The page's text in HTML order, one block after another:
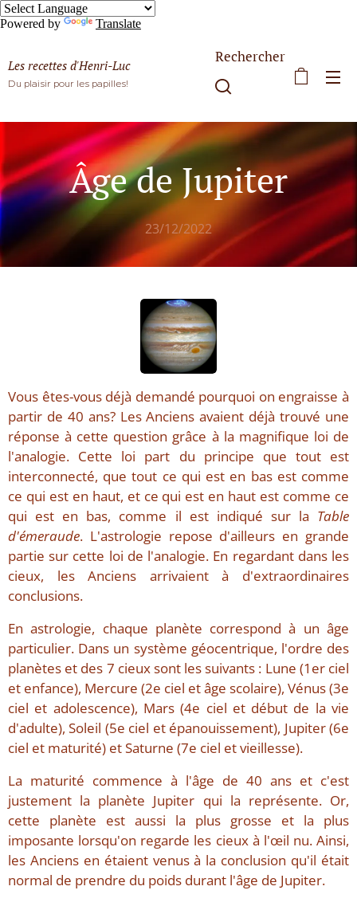
Powered by Translate
Les recettes d'Henri-Luc
Du plaisir pour les papilles!
Rechercher
Âge de Jupiter
23/12/2022
Vous êtes-vous déjà demandé pourquoi on engraisse à
partir de 40 ans? Les Anciens avaient déjà trouvé une
réponse à cette question grâce à la magnifique loi de
l'analogie. Cette loi part du principe que tout est
interconnecté, que tout ce qui est en bas est comme
ce qui est en haut, et ce qui est en haut est comme ce
qui est en bas, comme il est indiqué sur la Table
d'émeraude. L'astrologie repose d'ailleurs en grande
partie sur cette loi de l'analogie. En regardant dans les
cieux, les Anciens arrivaient à d'extraordinaires
conclusions.
En astrologie, chaque planète correspond à un âge
particulier. Dans un système géocentrique, l'ordre des
planètes et des 7 cieux sont les suivants : Lune (1er ciel
et enfance), Mercure (2e ciel et âge scolaire), Vénus (3e
ciel et adolescence), Mars (4e ciel et début de la vie
d'adulte), Soleil (5e ciel et épanouissement), Jupiter (6e
ciel et maturité) et Saturne (7e ciel et vieillesse).
La maturité commence à l'âge de 40 ans et c'est
justement la planète Jupiter qui la représente. Or,
cette planète est aussi la plus grosse et la plus
imposante lorsqu'on regarde les cieux à l'œil nu. Ainsi,
les Anciens en étaient venus à la conclusion qu'il était
normal de prendre du poids durant l'âge de Jupiter.